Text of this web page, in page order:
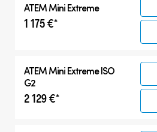
ATEM Mini Extreme
1 175 €*
ATEM Mini Extreme ISO
G2
2 129 €*